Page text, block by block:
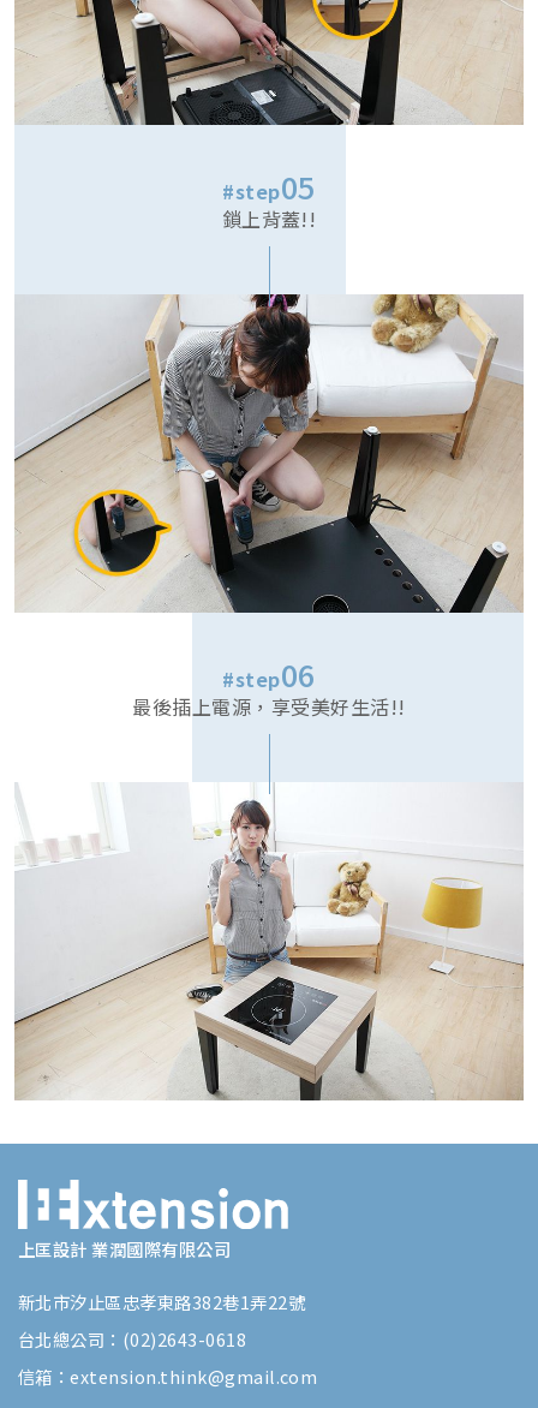
#step05
鎖上背蓋!!
#step06
最後插上電源，享受美好生活!!
上匡設計 業潤國際有限公司
新北市汐止區忠孝東路382巷1弄22號
台北總公司：(02)2643-0618
信箱：extension.think@gmail.com